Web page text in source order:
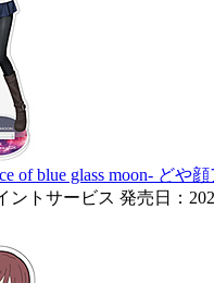
of blue glass moon- ど
ントサービス 発売日：